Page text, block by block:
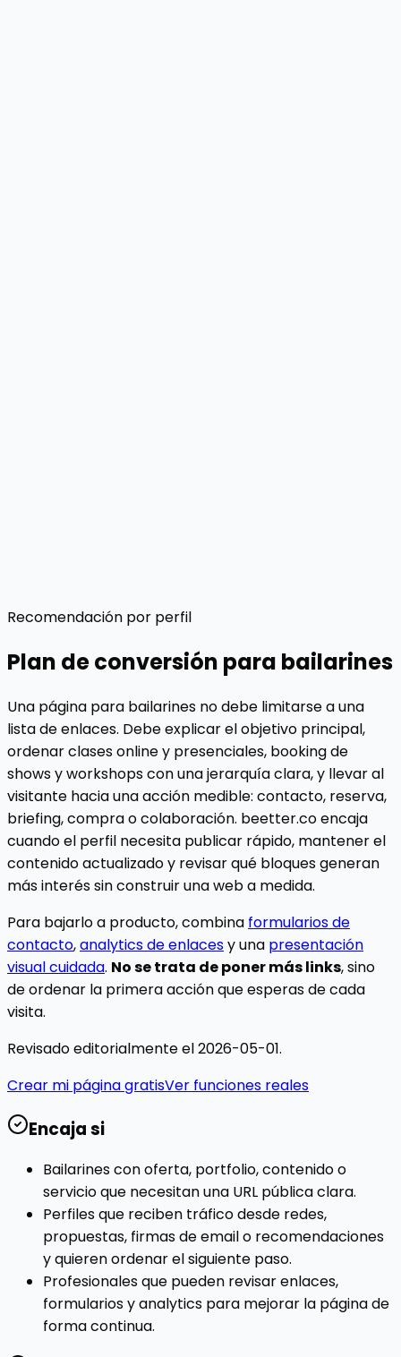
booking y ajusta prioridad.
Recomendación por perfil
Plan de conversión para bailarines
Una página para bailarines no debe limitarse a una
lista de enlaces. Debe explicar el objetivo principal,
ordenar clases online y presenciales, booking de
shows y workshops con una jerarquía clara, y llevar al
visitante hacia una acción medible: contacto, reserva,
briefing, compra o colaboración. beetter.co encaja
cuando el perfil necesita publicar rápido, mantener el
contenido actualizado y revisar qué bloques generan
más interés sin construir una web a medida.
Para bajarlo a producto, combina formularios de
contacto,analytics de enlacesy una presentación
visual cuidada. No se trata de poner más links, sino
de ordenar la primera acción que esperas de cada
visita.
Revisado editorialmente el2026-05-01.
Crear mi página gratisVer funciones reales
Encaja si
Bailarines con oferta, portfolio, contenido o
servicio que necesitan una URL pública clara.
Perfiles que reciben tráfico desde redes,
propuestas, firmas de email o recomendaciones
y quieren ordenar el siguiente paso.
Profesionales que pueden revisar enlaces,
formularios y analytics para mejorar la página de
forma continua.